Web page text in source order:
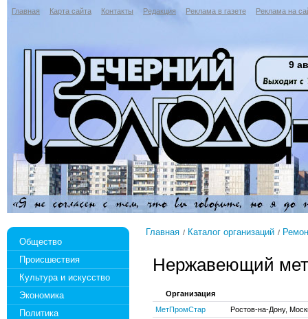
Главная Карта сайта Контакты Редакция Реклама в газете Реклама на
9
Общество
Происшествия
Культура и искусство
Экономика
Политика
Главная Каталог организаций
Нержавеющий
Организация
МетПромСтар
Ростов-на-Дону,